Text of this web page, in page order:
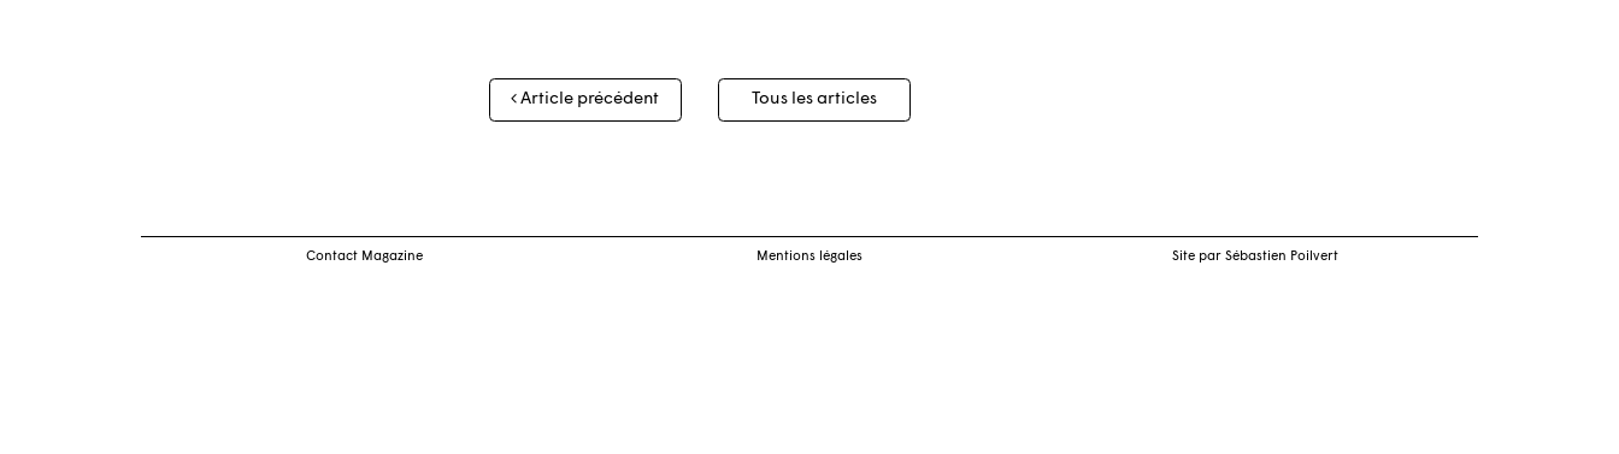
Navigation
des
Article précédent Tous les articles
Contact Magazine Mentions légales Site par Sébastien Poilvert